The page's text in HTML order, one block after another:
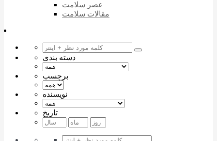
عصر سلامت
مقالات سلامت
دسته بندی
برچسب
نویسنده
تاریخ